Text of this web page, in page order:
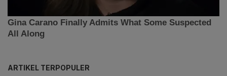
ARTIKEL TERPOPULER